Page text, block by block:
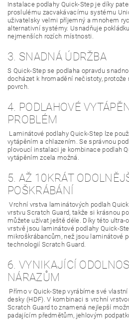
Instalace podlahy Quick-Step je díky
proslulému zacvakávacímu systému
uživatelsky velmi příjemný a mnohem
alternativní systémy. Usnadňuje
nejmenších rozích místnosti.
3. SNADNÁ ÚDRŽBA
S Quick-Step se podlaha opravdu
docházet k hromadění nečistoty,
povrch.
4. PODLAHOVÉ
PROBLÉM
Laminátové podlahy Quick-Step lze
vytápěním a chlazením. Se správnou
plovoucí instalaci je kombinace podlah
vytápěním zcela možná.
5. AŽ 10KRÁT
POŠKRÁBÁNÍ
Vrchní vrstva laminátových podlah
vrstvu Scratch Guard, takže si krásnou
můžete užívat ještě déle. Díky této ultra-
vrstvě jsou laminátové podlahy Quick-
mikroškrábancům, než jsou laminátové
technologií Scratch Guard.
6. VYNIKAJÍCÍ
NÁRAZŮM
Přímo v Quick-Step vyrábíme své
desky (HDF). V kombinaci s vrchní
Scratch Guard to znamená nejlepší
padajícím předmětům, jehlovým